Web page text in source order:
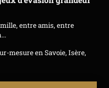
entre amis, entre
mesure en Savoie, Isère,